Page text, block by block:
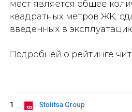
мест является общее
квадратных метров ЖК,
введенных в
Подробней о рейтинге
1 Stolitsa Group